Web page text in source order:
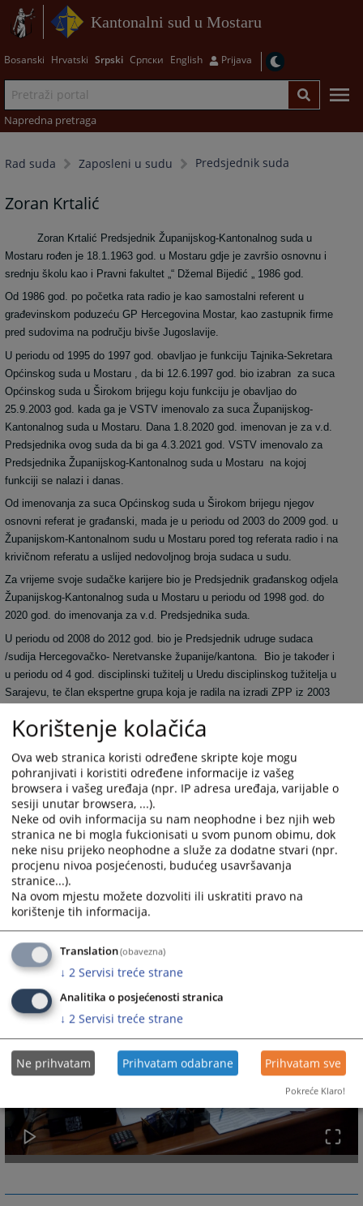
Kantonalni sud u Mostaru
Bosanski Hrvatski Srpski Српски English Prijava
Napredna pretraga
Rad suda Zaposleni u sudu Predsjednik suda
Zoran Krtalić
Zoran Krtalić Predsjednik Županijskog-Kantonalnog suda u
Mostaru rođen je 18.1.1963 god. u Mostaru gdje je završio osnovnu i
srednju školu kao i Pravni fakultet „“ Džemal Bijedić „ 1986 god.
Od 1986 god. po početka rata radio je kao samostalni referent u
građevinskom poduzeću GP Hercegovina Mostar, kao zastupnik firme
pred sudovima na području bivše Jugoslavije.
U periodu od 1995 do 1997 god. obavljao je funkciju Tajnika-Sekretara
Općinskog suda u Mostaru , da bi 12.6.1997 god. bio izabran za suca
Općinskog suda u Širokom brijegu koju funkciju je obavljao do
25.9.2003 god. kada ga je VSTV imenovalo za suca Županijskog-
Kantonalnog suda u Mostaru. Dana 1.8.2020 god. imenovan je za v.d.
Predsjednika ovog suda da bi ga 4.3.2021 god. VSTV imenovalo za
Predsjednika Županijskog-Kantonalnog suda u Mostaru na kojoj
funkciji se nalazi i danas.
Od imenovanja za suca Općinskog suda u Širokom brijegu njegov
osnovni referat je građanski, mada je u periodu od 2003 do 2009 god. u
Županijskom-Kantonalnom sudu u Mostaru pored tog referata radio i na
krivičnom referatu a uslijed nedovoljnog broja sudaca u sudu.
Za vrijeme svoje sudačke karijere bio je Predsjednik građanskog odjela
Županijskog-Kantonalnog suda u Mostaru u periodu od 1998 god. do
2020 god. do imenovanja za v.d. Predsjednika suda.
U periodu od 2008 do 2012 god. bio je Predsjednik udruge sudaca
/sudija Hercegovačko- Neretvanske županije/kantona. Bio je također i
u periodu od 4 god. disciplinski tužitelj u Uredu disciplinskog tužitelja u
Sarajevu, te član ekspertne grupa koja je radila na izradi ZPP iz 2003
Također bio je i član ekspertnog tima koji je sastavljao ispitna
pitanje za kvalifikacioni test koji su obavezni polagati suci i tužitelji koji
po prvi put apliciraju na to mjesto.
4434
Korištenje kolačića
Ova web stranica koristi određene skripte koje mogu
pohranjivati i koristiti određene informacije iz vašeg
browsera i vašeg uređaja (npr. IP adresa uređaja, varijable o
sesiji unutar browsera, ...).
Neke od ovih informacija su nam neophodne i bez njih web
stranica ne bi mogla fukcionisati u svom punom obimu, dok
neke nisu prijeko neophodne a služe za dodatne stvari (npr.
procjenu nivoa posjećenosti, budućeg usavršavanja
stranice...).
Na ovom mjestu možete dozvoliti ili uskratiti pravo na
korištenje tih informacija.
Translation(obavezna)
↓ 2 Servisi treće strane
Analitika o posjećenosti stranica
↓ 2 Servisi treće strane
Ne prihvatam Prihvatam odabrane Prihvatam sve
Pokreće Klaro!